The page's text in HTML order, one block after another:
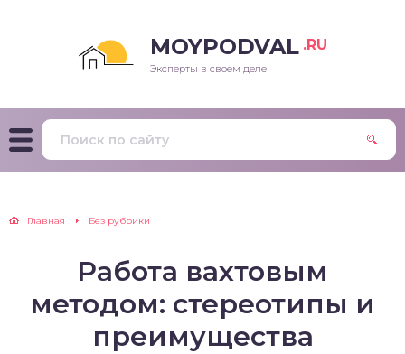
MOYPODVAL .RU
Эксперты в своем деле
Главная Без рубрики
Работа вахтовым
методом: стереотипы и
преимущества